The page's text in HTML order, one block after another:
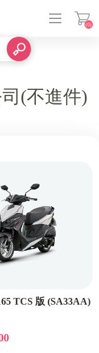
(0)
(不進件)
TCS 版 (SA33AA)